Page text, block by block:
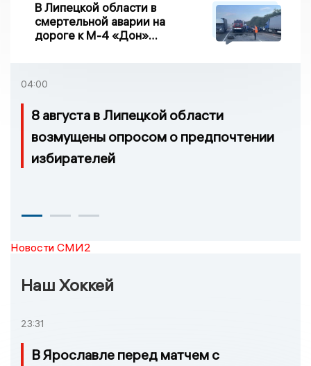
В Липецкой области в
смертельной аварии на
дороге к М-4 «Дон»
04:00
8 августа в Липецкой области
возмущены опросом о предпочтении
избирателей
Новости СМИ2
Наш Хоккей
23:31
В Ярославле перед матчем с